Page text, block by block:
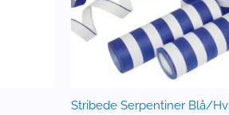
Stribede Serpentiner Blå/